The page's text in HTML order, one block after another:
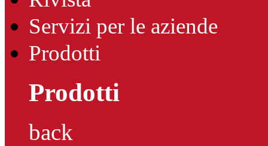
Servizi per le aziende
Prodotti
Prodotti
back